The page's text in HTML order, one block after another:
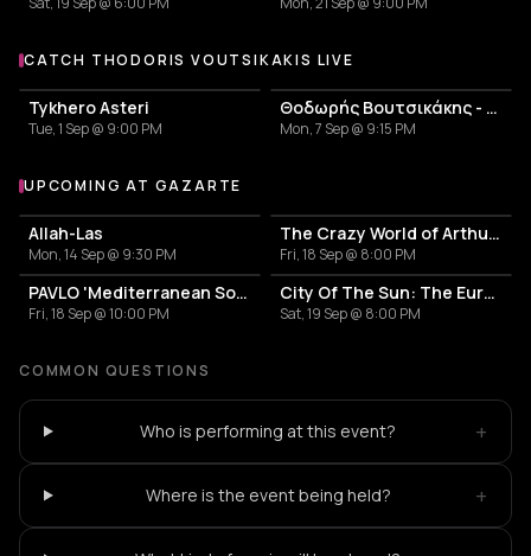
More events with Thodoris Voutsikakis
CATCH THODORIS VOUTSIKAKIS LIVE
Tykhero Asteri
Tue, 1 Sep @ 9:00 PM
Θοδωρής Βουτσικάκης - Λίνα Νικολακοπούλου - Τυχερό Αστέρι
Mon, 7 Sep @ 9:15 PM
More events at Gazarte
UPCOMING AT GAZARTE
Allah-Las
Mon, 14 Sep @ 9:30 PM
The Crazy World of Arthur Brown
Fri, 18 Sep @ 8:00 PM
PAVLO 'Mediterranean Sound'
Fri, 18 Sep @ 10:00 PM
City Of The Sun: The European Return Tour 2026
Sat, 19 Sep @ 8:00 PM
COMMON QUESTIONS
Who is performing at this event? +
Where is the event being held? +